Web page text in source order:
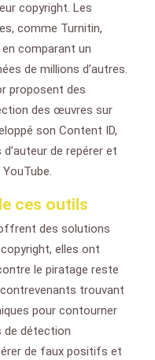
copyright. Les
comme Turnitin,
comparant un
de millions d’autres.
proposent des
des œuvres sur
son Content ID,
de repérer et
ces outils
des solutions
elles ont
le piratage reste
trouvant
pour contourner
de détection
de faux positifs et